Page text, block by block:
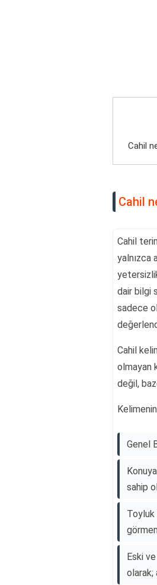
Cahil
Cahil
Cahil
yalnızca
dair bilgi
sadece
Cahil
olmayan
değil,
Genel
sahip
Toyluk
Eski
olarak;